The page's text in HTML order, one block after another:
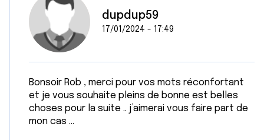
dupdup59
17/01/2024 - 17:49
Bonsoir Rob , merci pour vos mots réconfortant
et je vous souhaite pleins de bonne est belles
choses pour la suite .. j’aimerai vous faire part de
mon cas …